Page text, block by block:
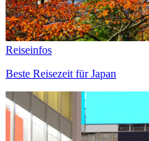
Reiseinfos
Beste Reisezeit für Japan